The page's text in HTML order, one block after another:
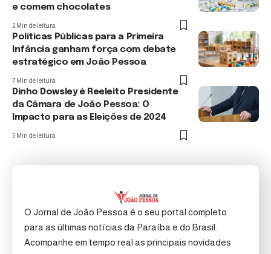
e comem chocolates
2 Min de leitura
Políticas Públicas para a Primeira
Infância ganham força com debate
estratégico em João Pessoa
7 Min de leitura
Dinho Dowsley é Reeleito Presidente
da Câmara de João Pessoa: O
Impacto para as Eleições de 2024
5 Min de leitura
O Jornal de João Pessoa é o seu portal completo
para as últimas notícias da Paraíba e do Brasil.
Acompanhe em tempo real as principais novidades